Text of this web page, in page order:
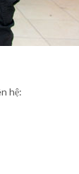
hệ: